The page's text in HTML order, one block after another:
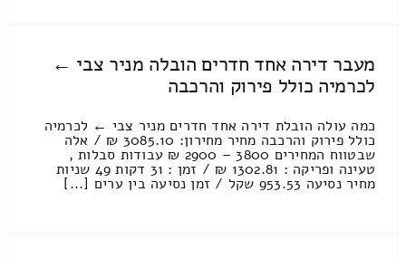
מעבר דירה אחד חדרים הובלה מניר צבי ←
לכרמיה כולל פירוק והרכבה
כמה עולה הובלת דירה אחד חדרים מניר צבי ← לכרמיה
כולל פירוק והרכבה מחיר מחירון: 3085.10 ₪ / אלה
שבטווח המחירים 3800 – 2900 ₪ עבודות סבלות ,
טעינה ופריקה : 1302.81 ₪ / זמן : 31 דקות 49 שניות
מחיר נסיעה 953.53 שקל / זמן נסיעה בין ערים [...]